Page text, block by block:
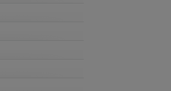
you like to switch to